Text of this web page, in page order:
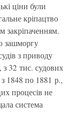
ціни були
кріпацтво
закріпаченням.
зашморгу
з приводу
з 32 тис. судових
1848 по 1881 р.,
процесів не
система